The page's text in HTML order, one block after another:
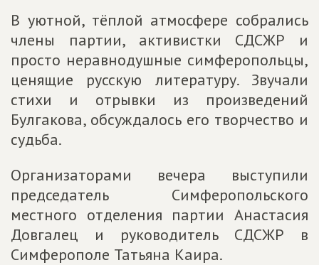
В уютной, тёплой атмосфере собрались
члены партии, активистки СДСЖР и
просто неравнодушные симферопольцы,
ценящие русскую литературу. Звучали
стихи и отрывки из произведений
Булгакова, обсуждалось его творчество и
судьба.
Организаторами вечера выступили
председатель Симферопольского
местного отделения партии Анастасия
Довгалец и руководитель СДСЖР в
Симферополе Татьяна Каира.